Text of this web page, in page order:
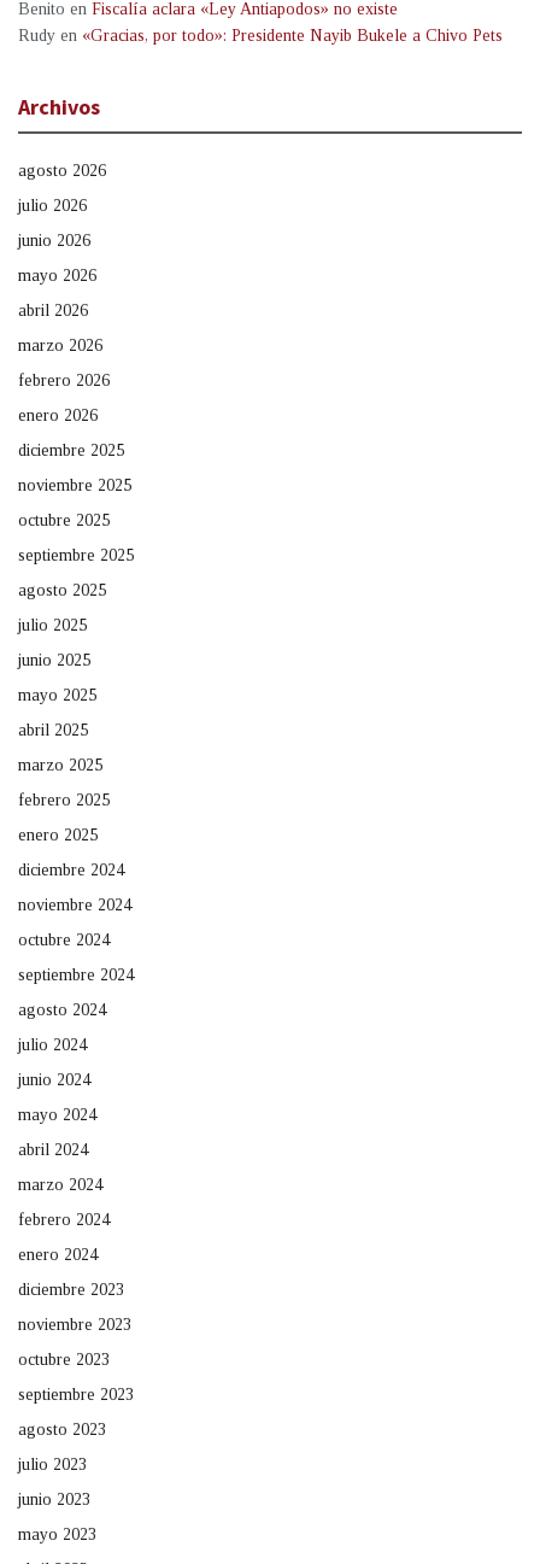
Benito en Fiscalía aclara «Ley Antiapodos» no existe
Rudy en «Gracias, por todo»: Presidente Nayib Bukele a Chivo Pets
Archivos
agosto 2026
julio 2026
junio 2026
mayo 2026
abril 2026
marzo 2026
febrero 2026
enero 2026
diciembre 2025
noviembre 2025
octubre 2025
septiembre 2025
agosto 2025
julio 2025
junio 2025
mayo 2025
abril 2025
marzo 2025
febrero 2025
enero 2025
diciembre 2024
noviembre 2024
octubre 2024
septiembre 2024
agosto 2024
julio 2024
junio 2024
mayo 2024
abril 2024
marzo 2024
febrero 2024
enero 2024
diciembre 2023
noviembre 2023
octubre 2023
septiembre 2023
agosto 2023
julio 2023
junio 2023
mayo 2023